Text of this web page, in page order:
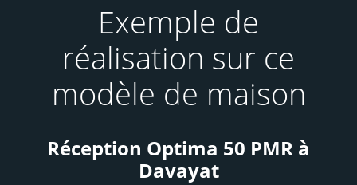
Exemple de
réalisation sur ce
modèle de maison
Réception Optima 50 PMR à
Davayat